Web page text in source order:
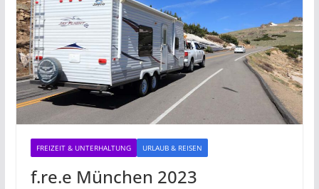
FREIZEIT & UNTERHALTUNG URLAUB & REISEN
f.re.e München 2023